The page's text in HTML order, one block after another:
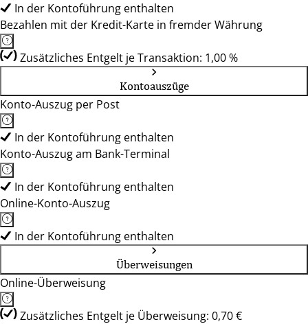
In der Kontoführung enthalten
Bezahlen mit der Kredit-Karte in fremder Währung
Zusätzliches Entgelt je Transaktion: 1,00 %
Kontoauszüge
Konto-Auszug per Post
In der Kontoführung enthalten
Konto-Auszug am Bank-Terminal
In der Kontoführung enthalten
Online-Konto-Auszug
In der Kontoführung enthalten
Überweisungen
Online-Überweisung
Zusätzliches Entgelt je Überweisung: 0,70 €